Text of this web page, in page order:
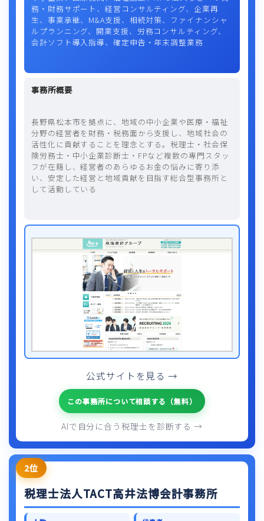
務・財務サポート、経営コンサルティング、企業再
生、事業承継、M&A支援、相続対策、ファイナンシャ
ルプランニング、開業支援、労務コンサルティング、
会計ソフト導入指導、確定申告・年末調整業務
事務所概要
長野県松本市を拠点に、地域の中小企業や医療・福祉
分野の経営者を財務・税務面から支援し、地域社会の
活性化に貢献することを理念とする。税理士・社会保
険労務士・中小企業診断士・FPなど複数の専門スタッ
フが在籍し、経営者のあらゆるお金の悩みに寄り添
い、安定した経営と地域貢献を目指す総合型事務所と
して活動している
公式サイトを見る →
この事務所について相談する（無料）
AIで自分に合う税理士を診断する →
2位
税理士法人TACT高井法博会計事務所